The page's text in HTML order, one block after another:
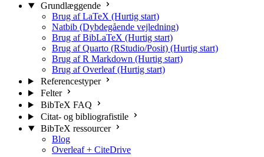
Grundlæggende
Brug af LaTeX (Hurtig start)
Natbib (Dybdegående vejledning)
Brug af BibLaTeX (Hurtig start)
Brug af Quarto (RStudio/Posit) (Hurtig start)
Brug af R Markdown (Hurtig start)
Brug af Overleaf (Hurtig start)
Referencestyper
Felter
BibTeX FAQ
Citat- og bibliografistile
BibTeX ressourcer
Blog
Overleaf + CiteDrive